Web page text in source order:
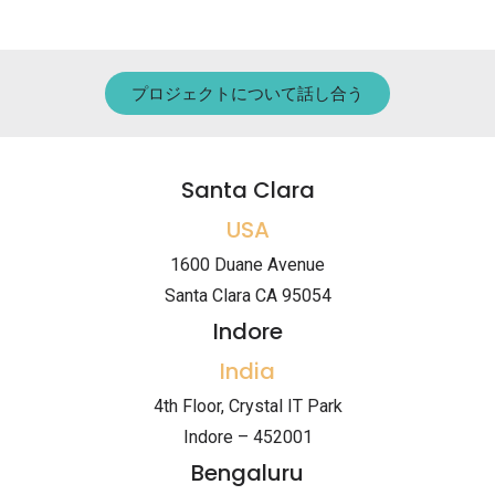
プロジェクトについて話し合う
Santa Clara
USA
1600 Duane Avenue
Santa Clara CA 95054
Indore
India
4th Floor, Crystal IT Park
Indore – 452001
Bengaluru